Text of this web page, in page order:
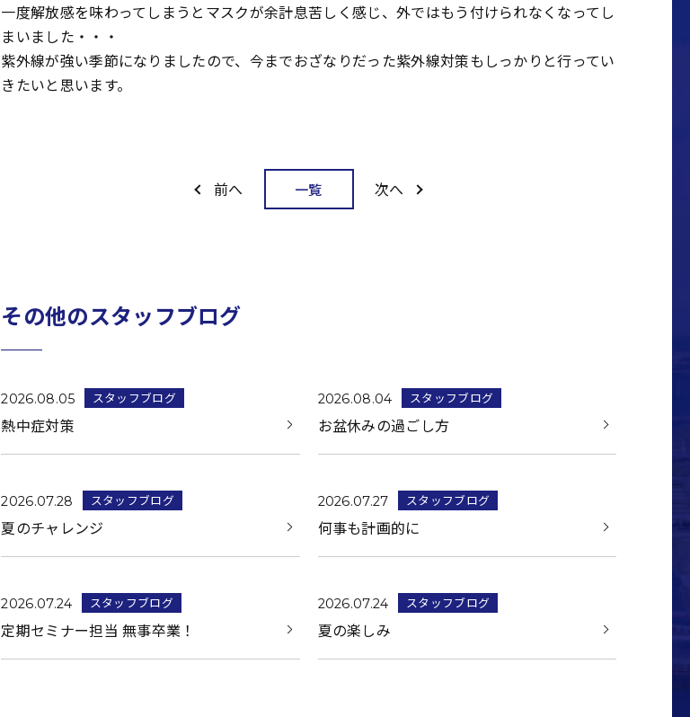
一度解放感を味わってしまうとマスクが余計息苦しく感じ、外ではもう付けられなくなってし
まいました・・・
紫外線が強い季節になりましたので、今までおざなりだった紫外線対策もしっかりと行ってい
きたいと思います。
前へ 一覧 次へ
その他のスタッフブログ
2026.08.05 スタッフブログ
熱中症対策
2026.08.04 スタッフブログ
お盆休みの過ごし方
2026.07.28 スタッフブログ
夏のチャレンジ
2026.07.27 スタッフブログ
何事も計画的に
2026.07.24 スタッフブログ
定期セミナー担当 無事卒業！
2026.07.24 スタッフブログ
夏の楽しみ